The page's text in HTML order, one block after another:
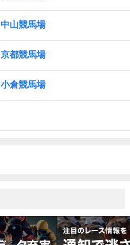
中山競馬場
京都競馬場
小倉競馬場